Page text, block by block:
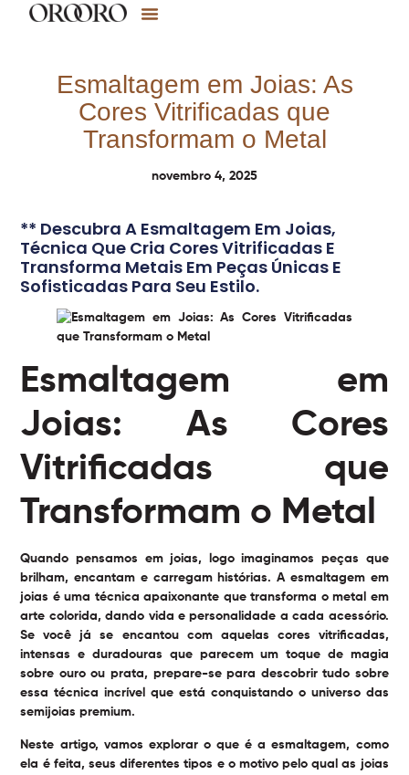
Esmaltagem em Joias: As
Cores Vitrificadas que
Transformam o Metal
novembro 4, 2025
** Descubra A Esmaltagem Em Joias,
Técnica Que Cria Cores Vitrificadas E
Transforma Metais Em Peças Únicas E
Sofisticadas Para Seu Estilo.
Esmaltagem em
Joias: As Cores
Vitrificadas que
Transformam o Metal
Quando pensamos em joias, logo imaginamos peças que
brilham, encantam e carregam histórias. A esmaltagem em
joias é uma técnica apaixonante que transforma o metal em
arte colorida, dando vida e personalidade a cada acessório.
Se você já se encantou com aquelas cores vitrificadas,
intensas e duradouras que parecem um toque de magia
sobre ouro ou prata, prepare-se para descobrir tudo sobre
essa técnica incrível que está conquistando o universo das
semijoias premium.
Neste artigo, vamos explorar o que é a esmaltagem, como
ela é feita, seus diferentes tipos e o motivo pelo qual as joias